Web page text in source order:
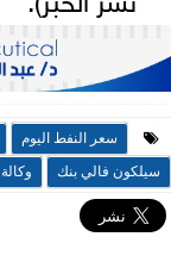
سعر النفط اليوم
سيلكون فالي بنك